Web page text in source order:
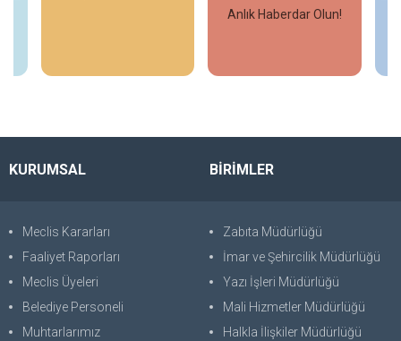
Anlık Haberdar Olun!
KURUMSAL
Meclis Kararları
Faaliyet Raporları
Meclis Üyeleri
Belediye Personeli
Muhtarlarımız
BİRİMLER
Zabıta Müdürlüğü
İmar ve Şehircilik Müdürlüğü
Yazı İşleri Müdürlüğü
Mali Hizmetler Müdürlüğü
Halkla İlişkiler Müdürlüğü